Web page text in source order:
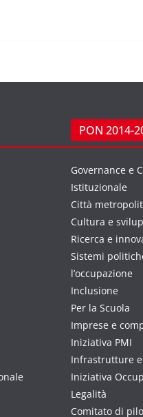
PON 2014-
Governance e
Istituzionale
Città
Cultura e
Ricerca e
Sistemi
l’occupazione
Inclusione
Per la Scuola
Imprese e
Iniziativa PMI
Infrastrutture
Iniziativa
Legalità
Comitato di